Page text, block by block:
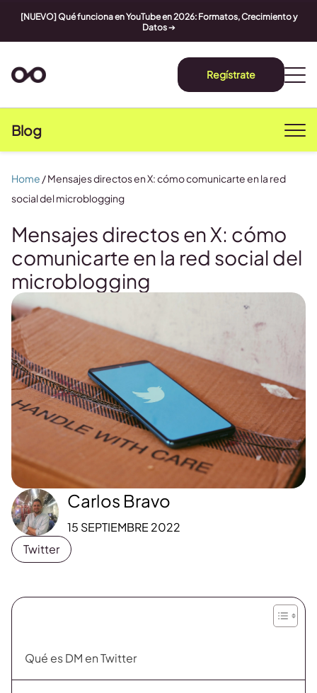
[NUEVO] Qué funciona en YouTube en 2026: Formatos, Crecimiento y
Datos➔
Regístrate
Blog
Mensajes directos en X: cómo
comunicarte en la red social del
microblogging
Carlos Bravo
15 SEPTIEMBRE 2022
Twitter
Home /Mensajes directos en X: cómo comunicarte en la red
social del microblogging
Qué es DM en Twitter